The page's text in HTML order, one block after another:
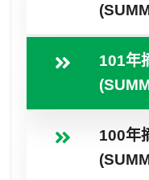
101年
100年